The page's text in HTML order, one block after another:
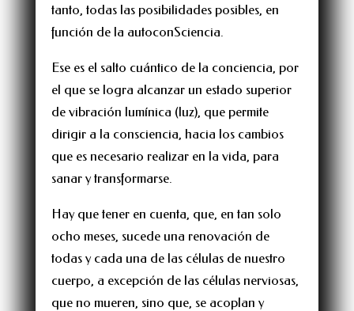
tanto, todas las posibilidades posibles, en
función de la autoconSciencia.
Ese es el salto cuántico de la conciencia, por
el que se logra alcanzar un estado superior
de vibración lumínica (luz), que permite
dirigir a la consciencia, hacia los cambios
que es necesario realizar en la vida, para
sanar y transformarse.
Hay que tener en cuenta, que, en tan solo
ocho meses, sucede una renovación de
todas y cada una de las células de nuestro
cuerpo, a excepción de las células nerviosas,
que no mueren, sino que, se acoplan y